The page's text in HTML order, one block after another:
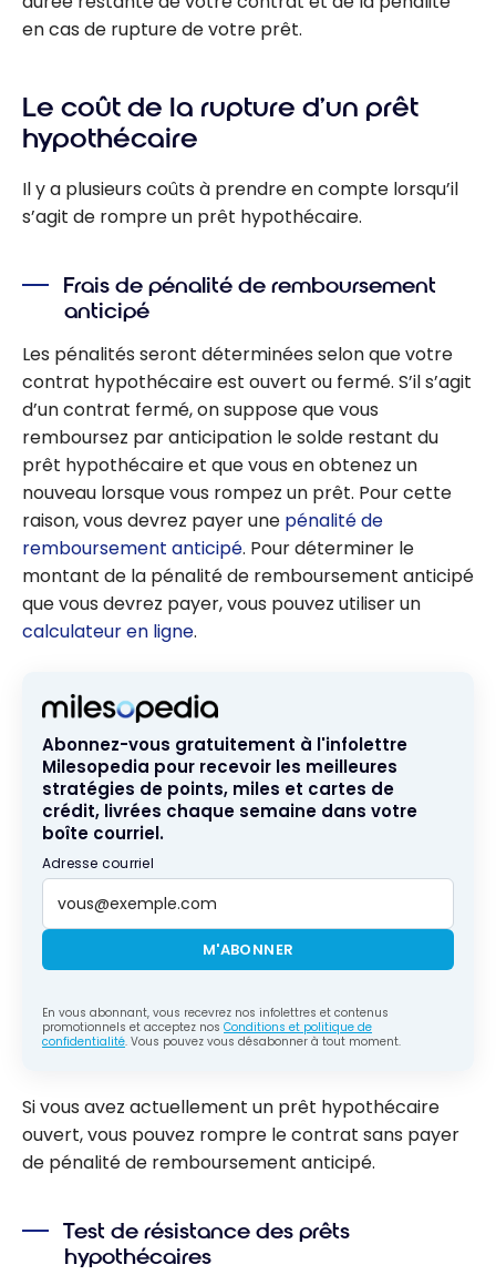
en cas de rupture de votre prêt.
Le coût de la rupture d’un prêt
hypothécaire
Il y a plusieurs coûts à prendre en compte lorsqu’il
s’agit de rompre un prêt hypothécaire.
Frais de pénalité de remboursement
anticipé
Les pénalités seront déterminées selon que votre
contrat hypothécaire est ouvert ou fermé. S’il s’agit
d’un contrat fermé, on suppose que vous
remboursez par anticipation le solde restant du
prêt hypothécaire et que vous en obtenez un
nouveau lorsque vous rompez un prêt. Pour cette
raison, vous devrez payer une pénalité de
remboursement anticipé. Pour déterminer le
montant de la pénalité de remboursement anticipé
que vous devrez payer, vous pouvez utiliser un
calculateur en ligne.
Abonnez-vous gratuitement à l'infolettre
Milesopedia pour recevoir les meilleures
stratégies de points, miles et cartes de
crédit, livrées chaque semaine dans votre
boîte courriel.
Adresse courriel
M'ABONNER
En vous abonnant, vous recevrez nos infolettres et contenus
promotionnels et acceptez nos Conditions et politique de
confidentialité. Vous pouvez vous désabonner à tout moment.
Si vous avez actuellement un prêt hypothécaire
ouvert, vous pouvez rompre le contrat sans payer
de pénalité de remboursement anticipé.
Test de résistance des prêts
hypothécaires